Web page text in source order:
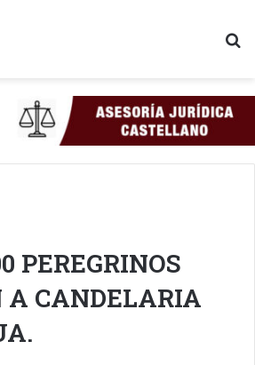
PEREGRINOS
A CANDELARIA